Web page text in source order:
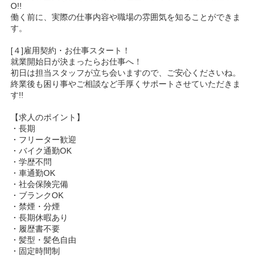
O!!
働く前に、実際の仕事内容や職場の雰囲気を知ることができま
す。
[４]雇用契約・お仕事スタート！
就業開始日が決まったらお仕事へ！
初日は担当スタッフが立ち会いますので、ご安心くださいね。
終業後も困り事やご相談など手厚くサポートさせていただきま
す!!
【求人のポイント】
・長期
・フリーター歓迎
・バイク通勤OK
・学歴不問
・車通勤OK
・社会保険完備
・ブランクOK
・禁煙・分煙
・長期休暇あり
・履歴書不要
・髪型・髪色自由
・固定時間制